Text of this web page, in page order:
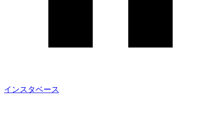
インスタベース